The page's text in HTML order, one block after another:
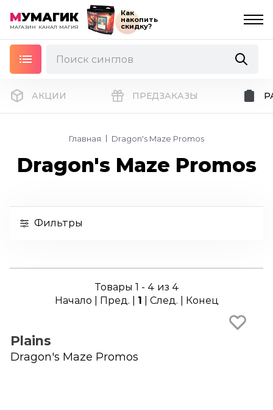
МУМАГИК
МАГАЗИН КАНАЛ МАГИЯ
Как
накопить
скидку?
АКЦИИ ПРЕДЗАКАЗЫ
Главная Dragon's Maze Promos
Dragon's Maze Promos
Фильтры
Товары 1 - 4 из 4
Начало | Пред. | 1 | След. | Конец
Plains
Dragon's Maze Promos